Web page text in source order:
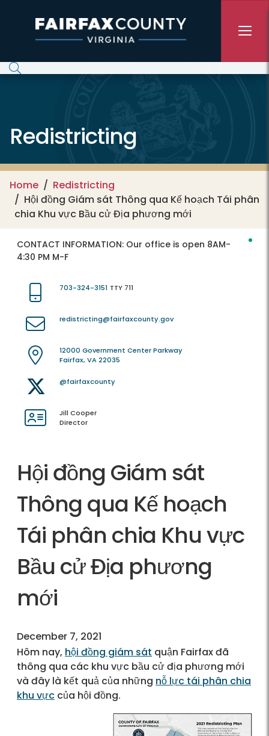
Redistricting
Home
Redistricting
Hội đồng Giám sát Thông qua Kế hoạch Tái phân
chia Khu vực Bầu cử Địa phương mới
CONTACT INFORMATION: Our office is open 8AM-
4:30 PM M-F
703-324-3151 TTY 711
redistricting@fairfaxcounty.gov
12000 Government Center Parkway
Fairfax, VA 22035
@fairfaxcounty
Jill Cooper
Director
Hội đồng Giám sát
Thông qua Kế hoạch
Tái phân chia Khu vực
Bầu cử Địa phương
mới
December 7, 2021
Hôm nay, hội đồng giám sát quận Fairfax đã
thông qua các khu vực bầu cử địa phương mới
và đây là kết quả của những nỗ lực tái phân chia
khu vực của hội đồng.